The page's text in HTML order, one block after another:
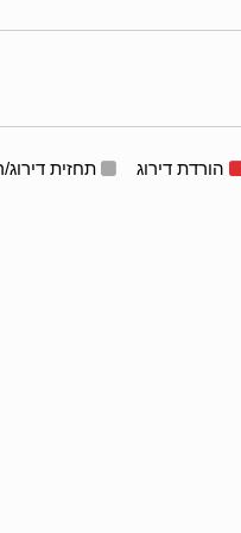
הורדת דירוג תחזית